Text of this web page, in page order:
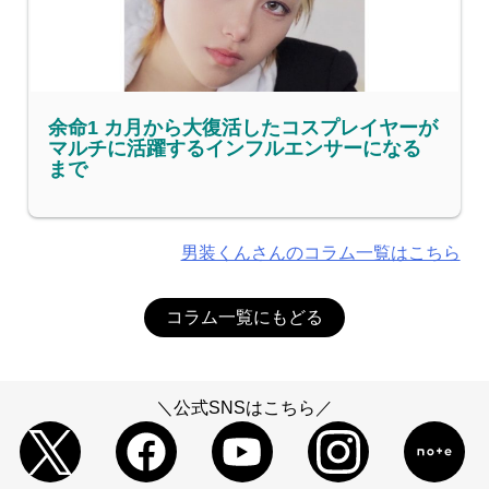
余命1 カ月から大復活したコスプレイヤーが
マルチに活躍するインフルエンサーになる
まで
男装くんさんのコラム一覧はこちら
コラム一覧にもどる
＼公式SNSはこちら／